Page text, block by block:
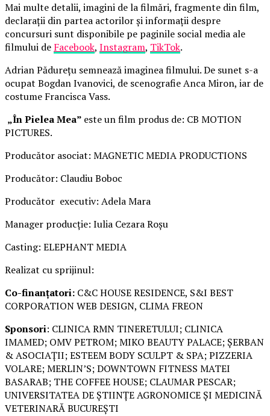
Mai multe detalii, imagini de la filmări, fragmente din film,
declarații din partea actorilor și informații despre
concursuri sunt disponibile pe paginile social media ale
filmului de Facebook, Instagram, TikTok.
Adrian Pădurețu semnează imaginea filmului. De sunet s-a
ocupat Bogdan Ivanovici, de scenografie Anca Miron, iar de
costume Francisca Vass.
„În Pielea Mea” este un film produs de: CB MOTION
PICTURES.
Producător asociat: MAGNETIC MEDIA PRODUCTIONS
Producător: Claudiu Boboc
Producător executiv: Adela Mara
Manager producție: Iulia Cezara Roșu
Casting: ELEPHANT MEDIA
Realizat cu sprijinul:
Co-finanțatori: C&C HOUSE RESIDENCE, S&I BEST
CORPORATION WEB DESIGN, CLIMA FREON
Sponsori: CLINICA RMN TINERETULUI; CLINICA
IMAMED; OMV PETROM; MIKO BEAUTY PALACE; ȘERBAN
& ASOCIAȚII; ESTEEM BODY SCULPT & SPA; PIZZERIA
VOLARE; MERLIN’S; DOWNTOWN FITNESS MATEI
BASARAB; THE COFFEE HOUSE; CLAUMAR PESCAR;
UNIVERSITATEA DE ȘTIINȚE AGRONOMICE ȘI MEDICINĂ
VETERINARĂ BUCUREȘTI